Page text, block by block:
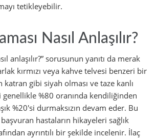
tetikleyebilir.
Nasıl Anlaşılır?
anlaşılır?” sorusunun yanıtı da merak
kırmızı veya kahve telvesi benzeri bir
katran gibi siyah olması ve taze kanlı
genellikle %80 oranında kendiliğinden
%20'si durmaksızın devam eder. Bu
hastaların hikayeleri sağlık
ayrıntılı bir şekilde incelenir. İlaç